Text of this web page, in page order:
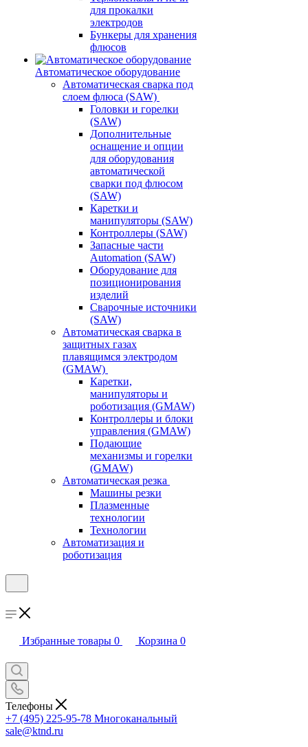
для прокалки
электродов
Бункеры для хранения
флюсов
Автоматическое оборудование
Автоматическая сварка под
слоем флюса (SAW)
Головки и горелки
(SAW)
Дополнительные
оснащение и опции
для оборудования
автоматической
сварки под флюсом
(SAW)
Каретки и
манипуляторы (SAW)
Контроллеры (SAW)
Запасные части
Automation (SAW)
Оборудование для
позиционирования
изделий
Сварочные источники
(SAW)
Автоматическая сварка в
защитных газах
плавящимся электродом
(GMAW)
Каретки,
манипуляторы и
роботизация (GMAW)
Контроллеры и блоки
управления (GMAW)
Подающие
механизмы и горелки
(GMAW)
Автоматическая резка
Машины резки
Плазменные
технологии
Технологии
Автоматизация и
роботизация
Избранные товары 0 Корзина 0
Телефоны
+7 (495) 225-95-78 Многоканальный
sale@ktnd.ru